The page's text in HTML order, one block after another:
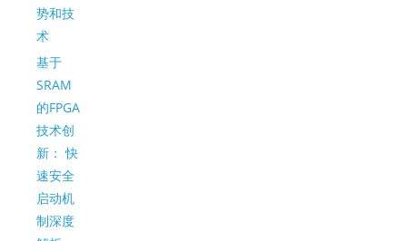
势和技
术
基于
SRAM
的FPGA
技术创
新： 快
速安全
启动机
制深度